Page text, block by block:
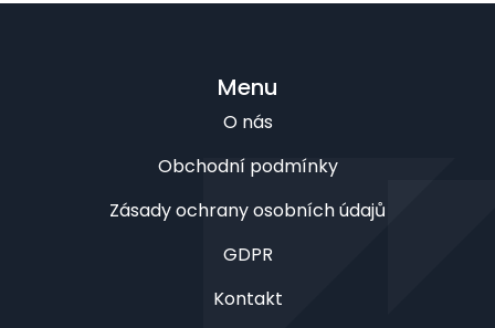
Menu
O nás
Obchodní podmínky
Zásady ochrany osobních údajů
GDPR
Kontakt